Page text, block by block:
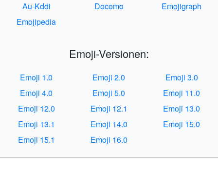
Au-Kddi
Docomo
Emojigraph
Emojipedia
Emoji-Versionen:
Emoji 1.0 Emoji 2.0
Emoji 3.0
Emoji 4.0
Emoji 5.0
Emoji 11.0
Emoji 12.0
Emoji 12.1
Emoji 13.0
Emoji 13.1
Emoji 14.0
Emoji 15.0
Emoji 15.1
Emoji 16.0